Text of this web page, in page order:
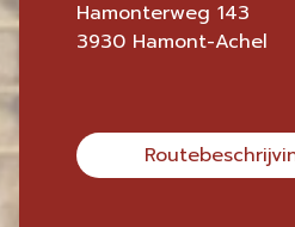
Hamonterweg 143
3930 Hamont-Achel